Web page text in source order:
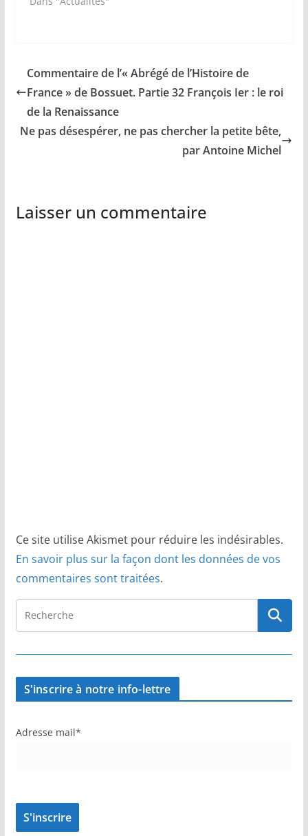
Commentaire de l’« Abrégé de l’Histoire de
France » de Bossuet. Partie 32 François Ier : le roi
de la Renaissance
Ne pas désespérer, ne pas chercher la petite bête,
par Antoine Michel
Laisser un commentaire
Ce site utilise Akismet pour réduire les indésirables.
En savoir plus sur la façon dont les données de vos
commentaires sont traitées.
S'inscrire à notre info-lettre
Adresse mail*